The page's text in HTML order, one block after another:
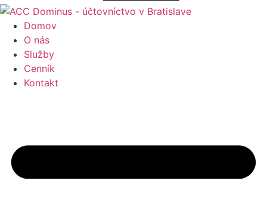
Domov
O nás
Služby
Cenník
Kontakt